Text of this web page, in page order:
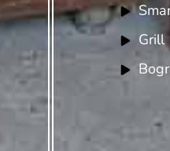
Grill